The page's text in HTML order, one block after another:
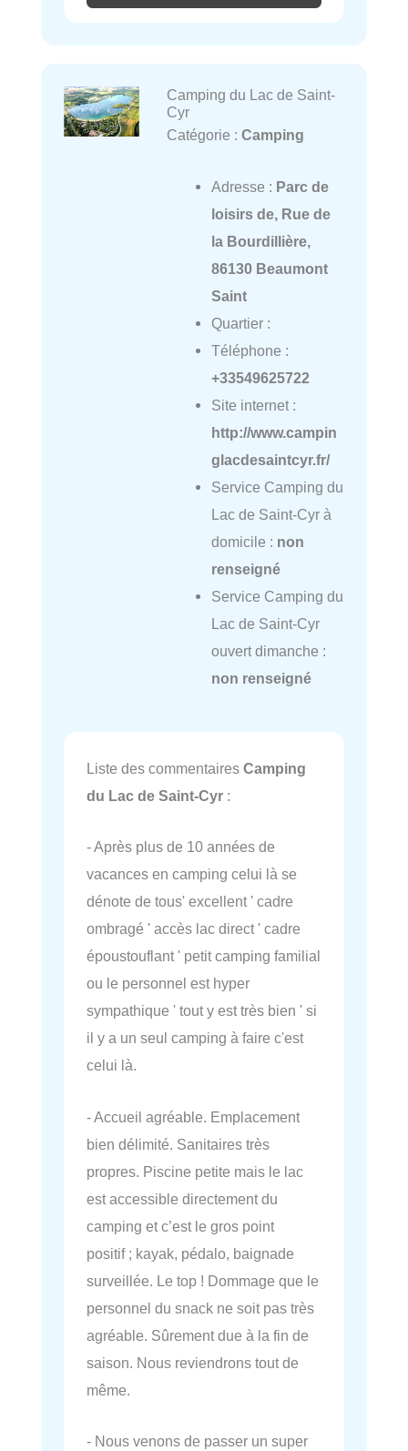
Camping du Lac de Saint-
Cyr
Catégorie : Camping
Adresse : Parc de
loisirs de, Rue de
la Bourdillière,
86130 Beaumont
Saint
Quartier :
Téléphone :
+33549625722
Site internet :
http://www.campin
glacdesaintcyr.fr/
Service Camping du
Lac de Saint-Cyr à
domicile : non
renseigné
Service Camping du
Lac de Saint-Cyr
ouvert dimanche :
non renseigné
Liste des commentaires Camping
du Lac de Saint-Cyr :
- Après plus de 10 années de
vacances en camping celui là se
dénote de tous' excellent ' cadre
ombragé ' accès lac direct ' cadre
époustouflant ' petit camping familial
ou le personnel est hyper
sympathique ' tout y est très bien ' si
il y a un seul camping à faire c'est
celui là.
- Accueil agréable. Emplacement
bien délimité. Sanitaires très
propres. Piscine petite mais le lac
est accessible directement du
camping et c’est le gros point
positif ; kayak, pédalo, baignade
surveillée. Le top ! Dommage que le
personnel du snack ne soit pas très
agréable. Sûrement due à la fin de
saison. Nous reviendrons tout de
même.
- Nous venons de passer un super